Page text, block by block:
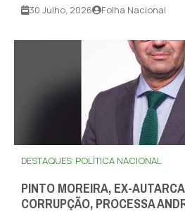
30 Julho, 2026 Folha Nacional
DESTAQUES POLÍTICA NACIONAL
PINTO MOREIRA, EX-
CORRUPÇÃO, PROCESSA